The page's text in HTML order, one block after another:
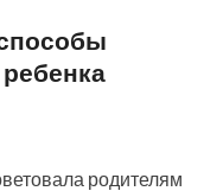
родителям